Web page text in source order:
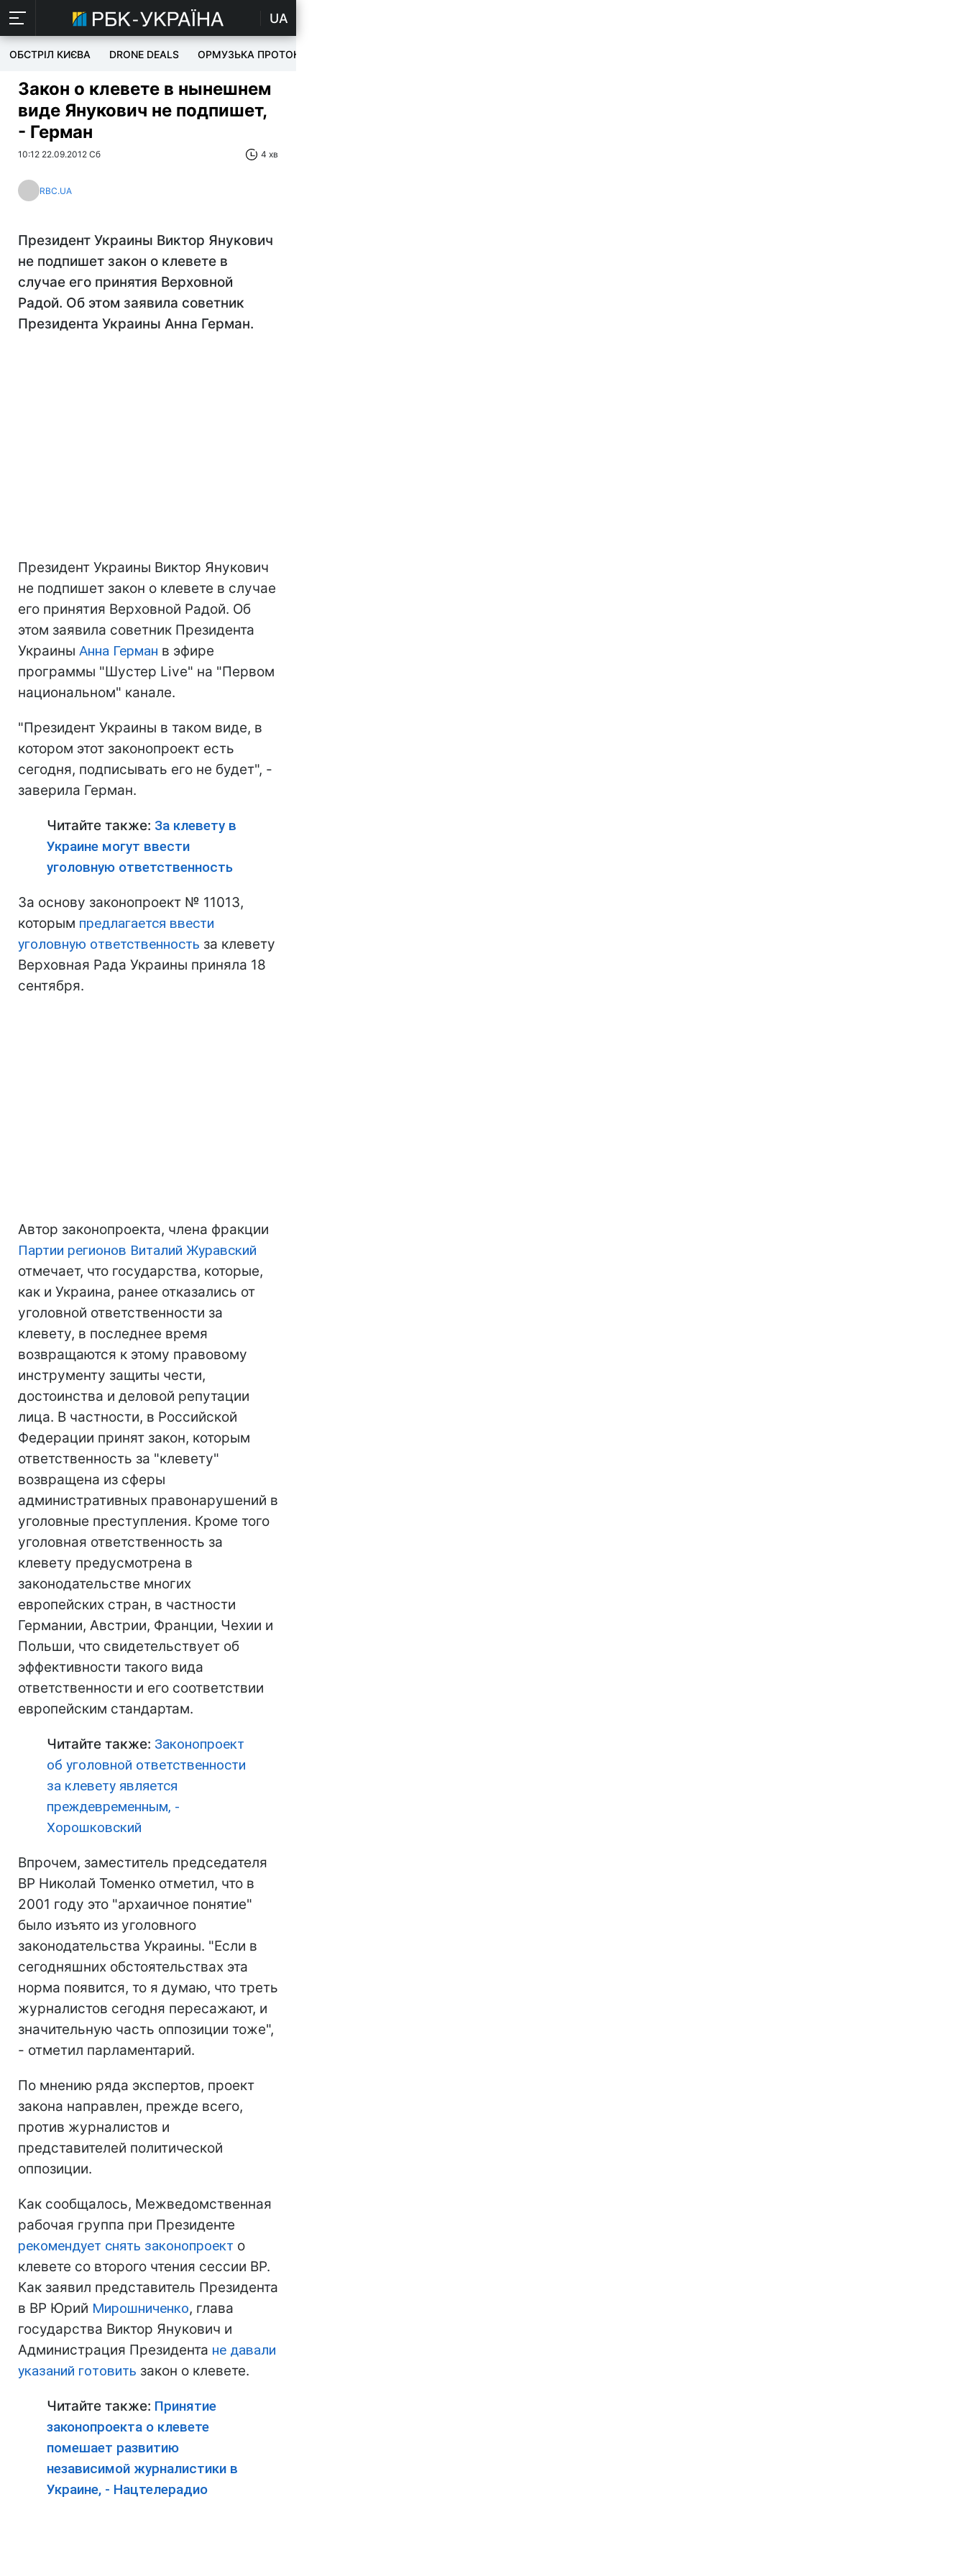
UA
ОБСТРІЛ КИЄВА DRONE DEALS ОРМУЗЬКА ПРОТОКА
Закон о клевете в нынешнем
виде Янукович не подпишет,
- Герман
10:12 22.09.2012 Сб 4 хв
RBC.UA
Президент Украины Виктор Янукович
не подпишет закон о клевете в
случае его принятия Верховной
Радой. Об этом заявила советник
Президента Украины Анна Герман.
Президент Украины Виктор Янукович
не подпишет закон о клевете в случае
его принятия Верховной Радой. Об
этом заявила советник Президента
Украины Анна Герман в эфире
программы "Шустер Live" на "Первом
национальном" канале.
"Президент Украины в таком виде, в
котором этот законопроект есть
сегодня, подписывать его не будет", -
заверила Герман.
Читайте также: За клевету в
Украине могут ввести
уголовную ответственность
За основу законопроект № 11013,
которым предлагается ввести
уголовную ответственность за клевету
Верховная Рада Украины приняла 18
сентября.
Автор законопроекта, члена фракции
Партии регионов Виталий Журавский
отмечает, что государства, которые,
как и Украина, ранее отказались от
уголовной ответственности за
клевету, в последнее время
возвращаются к этому правовому
инструменту защиты чести,
достоинства и деловой репутации
лица. В частности, в Российской
Федерации принят закон, которым
ответственность за "клевету"
возвращена из сферы
административных правонарушений в
уголовные преступления. Кроме того
уголовная ответственность за
клевету предусмотрена в
законодательстве многих
европейских стран, в частности
Германии, Австрии, Франции, Чехии и
Польши, что свидетельствует об
эффективности такого вида
ответственности и его соответствии
европейским стандартам.
Читайте также: Законопроект
об уголовной ответственности
за клевету является
преждевременным, -
Хорошковский
Впрочем, заместитель председателя
ВР Николай Томенко отметил, что в
2001 году это "архаичное понятие"
было изъято из уголовного
законодательства Украины. "Если в
сегодняшних обстоятельствах эта
норма появится, то я думаю, что треть
журналистов сегодня пересажают, и
значительную часть оппозиции тоже",
- отметил парламентарий.
По мнению ряда экспертов, проект
закона направлен, прежде всего,
против журналистов и
представителей политической
оппозиции.
Как сообщалось, Межведомственная
рабочая группа при Президенте
рекомендует снять законопроект о
клевете со второго чтения сессии ВР.
Как заявил представитель Президента
в ВР Юрий Мирошниченко, глава
государства Виктор Янукович и
Администрация Президента не давали
указаний готовить закон о клевете.
Читайте также: Принятие
законопроекта о клевете
помешает развитию
независимой журналистики в
Украине, - Нацтелерадио